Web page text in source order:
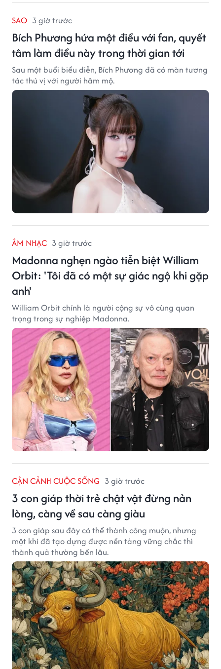
SAO 3 giờ trước
Bích Phương hứa một điều với fan, quyết
tâm làm điều này trong thời gian tới
Sau một buổi biểu diễn, Bích Phương đã có màn tương
tác thú vị với người hâm mộ.
ÂM NHẠC 3 giờ trước
Madonna nghẹn ngào tiễn biệt William
Orbit: 'Tôi đã có một sự giác ngộ khi gặp
anh'
William Orbit chính là người cộng sự vô cùng quan
trọng trong sự nghiệp Madonna.
CẬN CẢNH CUỘC SỐNG 3 giờ trước
3 con giáp thời trẻ chật vật đừng nản
lòng, càng về sau càng giàu
3 con giáp sau đây có thể thành công muộn, nhưng
một khi đã tạo dựng được nền tảng vững chắc thì
thành quả thường bền lâu.